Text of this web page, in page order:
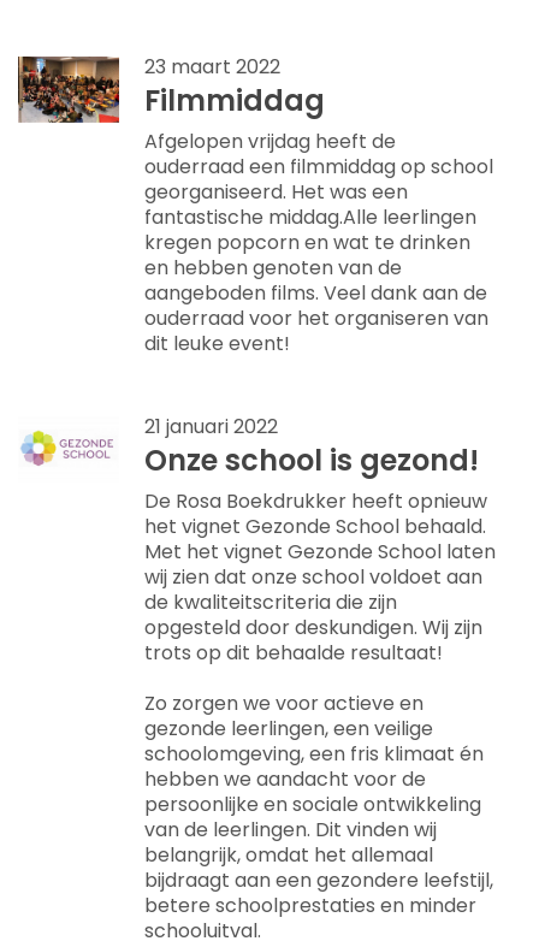
23 maart 2022
Filmmiddag
Afgelopen vrijdag heeft de
ouderraad een filmmiddag op school
georganiseerd. Het was een
fantastische middag.Alle leerlingen
kregen popcorn en wat te drinken
en hebben genoten van de
aangeboden films. Veel dank aan de
ouderraad voor het organiseren van
dit leuke event!
21 januari 2022
Onze school is gezond!
De Rosa Boekdrukker heeft opnieuw
het vignet Gezonde School behaald.
Met het vignet Gezonde School laten
wij zien dat onze school voldoet aan
de kwaliteitscriteria die zijn
opgesteld door deskundigen. Wij zijn
trots op dit behaalde resultaat!
Zo zorgen we voor actieve en
gezonde leerlingen, een veilige
schoolomgeving, een fris klimaat én
hebben we aandacht voor de
persoonlijke en sociale ontwikkeling
van de leerlingen. Dit vinden wij
belangrijk, omdat het allemaal
bijdraagt aan een gezondere leefstijl,
betere schoolprestaties en minder
schooluitval.